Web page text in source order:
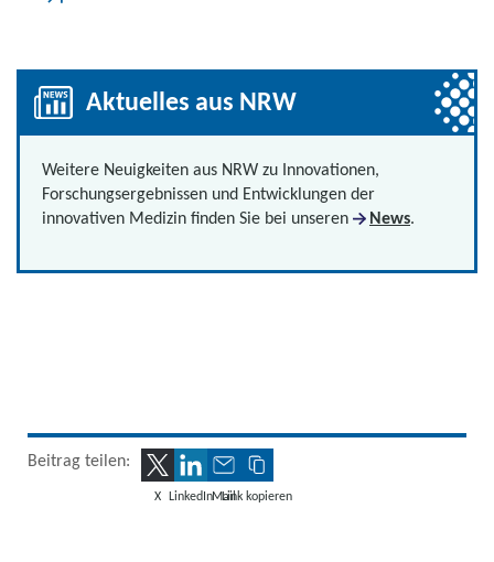
Aktuelles aus NRW
Weitere Neuigkeiten aus NRW zu Innovationen,
Forschungsergebnissen und Entwicklungen der
innovativen Medizin finden Sie bei unseren
News.
Beitrag teilen:
X LinkedInMailLink kopieren